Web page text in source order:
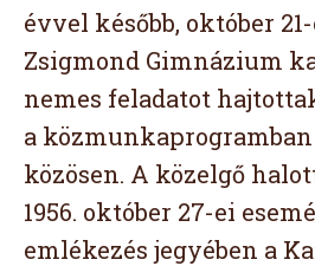
évvel később, október
Zsigmond Gimnázium
nemes feladatot
a
közösen. A közelgő
1956. október 27-ei
emlékezés jegyében a